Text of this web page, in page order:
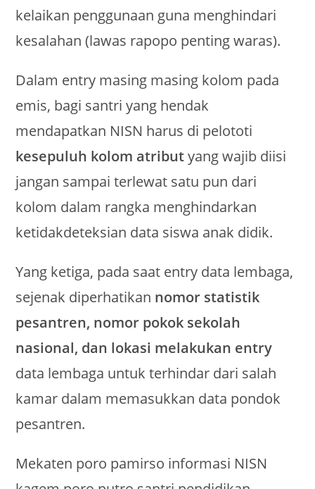
kelaikan penggunaan guna menghindari
kesalahan (lawas rapopo penting waras).
Dalam entry masing masing kolom pada
emis, bagi santri yang hendak
mendapatkan NISN harus di pelototi
kesepuluh kolom atributyang wajib diisi
jangan sampai terlewat satu pun dari
kolom dalam rangka menghindarkan
ketidakdeteksian data siswa anak didik.
Yang ketiga, pada saat entry data lembaga,
sejenak diperhatikan nomor statistik
pesantren, nomor pokok sekolah
nasional, dan lokasi melakukan entry
data lembaga untuk terhindar dari salah
kamar dalam memasukkan data pondok
pesantren.
Mekaten poro pamirso informasi NISN